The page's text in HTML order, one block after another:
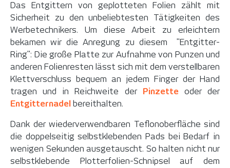
Das Entgittern von geplotteten Folien zählt mit
Sicherheit zu den unbeliebtesten Tätigkeiten des
Werbetechnikers. Um diese Arbeit zu erleichtern
bekamen wir die Anregung zu diesem "Entgitter-
Ring": Die große Platte zur Aufnahme von Punzen und
anderen Folienresten lässt sich mit dem verstellbaren
Klettverschluss bequem an jedem Finger der Hand
tragen und in Reichweite der Pinzetteoder der
Entgitternadel bereithalten.
Dank der wiederverwendbaren Teflonoberfläche sind
die doppelseitig selbstklebenden Pads bei Bedarf in
wenigen Sekunden ausgetauscht. So halten nicht nur
selbstklebende Plotterfolien-Schnipsel auf dem